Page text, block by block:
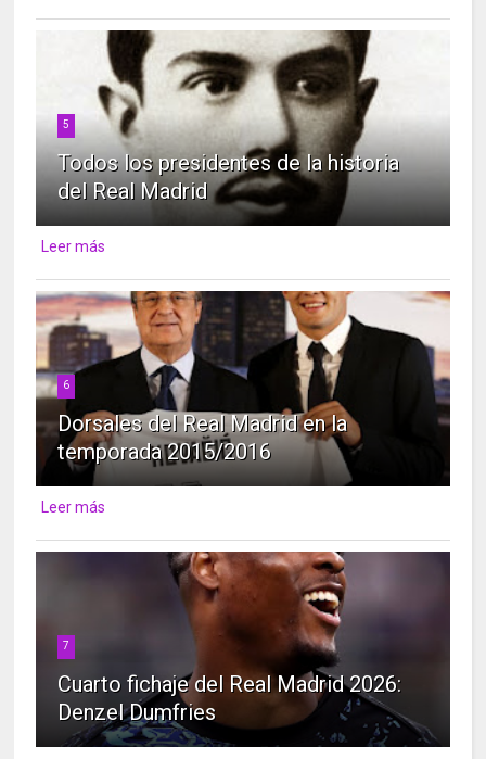
5
Todos los presidentes de la historia
del Real Madrid
Leer más
6
Dorsales del Real Madrid en la
temporada 2015/2016
Leer más
7
Cuarto fichaje del Real Madrid 2026:
Denzel Dumfries